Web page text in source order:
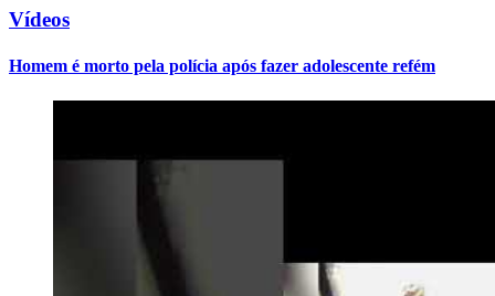
Vídeos
Homem é morto pela polícia após fazer adolescente refém